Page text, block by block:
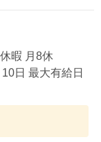
暇 月8休
日 最大有給日